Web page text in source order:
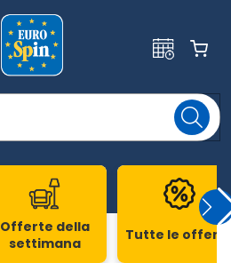
Offerte della
settimana
Tutte le